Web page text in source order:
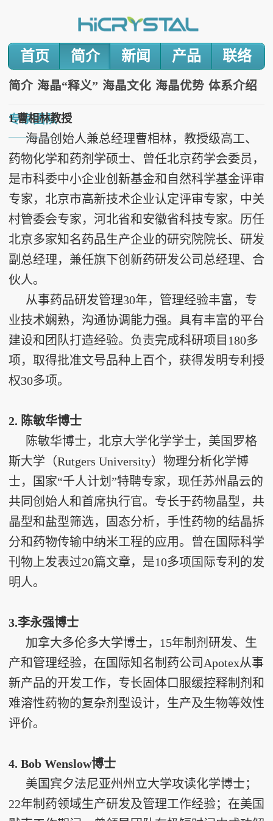
首页 简介 新闻 产品 联络
简介 海晶“释义” 海晶文化 海晶优势 体系介绍
专家团队
1.曹相林教授
海晶创始人兼总经理曹相林，教授级高工、
药物化学和药剂学硕士、曾任北京药学会委员，
是市科委中小企业创新基金和自然科学基金评审
专家，北京市高新技术企业认定评审专家，中关
村管委会专家，河北省和安徽省科技专家。历任
北京多家知名药品生产企业的研究院院长、研发
副总经理，兼任旗下创新药研发公司总经理、合
伙人。
从事药品研发管理30年，管理经验丰富，专
业技术娴熟，沟通协调能力强。具有丰富的平台
建设和团队打造经验。负责完成科研项目180多
项，取得批准文号品种上百个，获得发明专利授
权30多项。
2. 陈敏华博士
陈敏华博士，北京大学化学学士，美国罗格
斯大学（Rutgers University）物理分析化学博
士，国家“千人计划”特聘专家，现任苏州晶云的
共同创始人和首席执行官。专长于药物晶型，共
晶型和盐型筛选，固态分析，手性药物的结晶拆
分和药物传输中纳米工程的应用。曾在国际科学
刊物上发表过20篇文章，是10多项国际专利的发
明人。
3.李永强博士
加拿大多伦多大学博士，15年制剂研发、生
产和管理经验，在国际知名制药公司Apotex从事
新产品的开发工作，专长固体口服缓控释制剂和
难溶性药物的复杂剂型设计，生产及生物等效性
评价。
4. Bob Wenslow博士
美国宾夕法尼亚州州立大学攻读化学博士；
22年制药领域生产研发及管理工作经验；在美国